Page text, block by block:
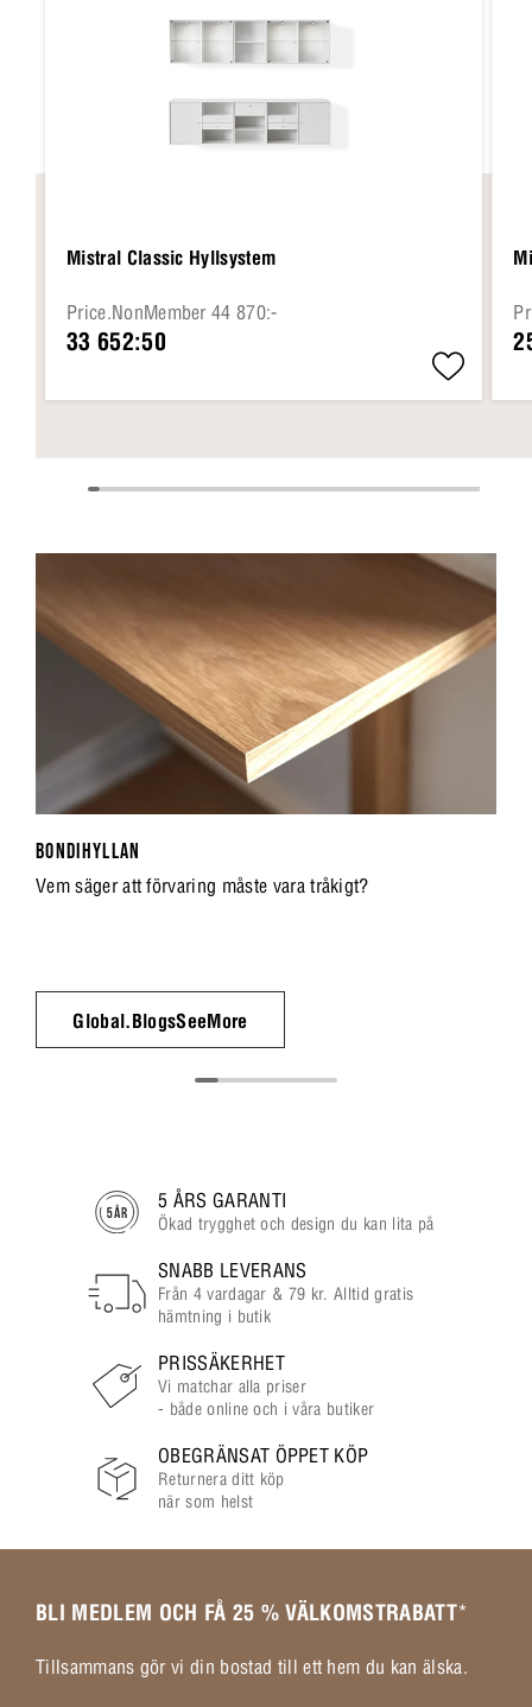
Mistral Classic Hyllsystem
Price.NonMember 44 870:-
33 652:50
BONDIHYLLAN
Vem säger att förvaring måste vara tråkigt?
Global.BlogsSeeMore
5 ÅRS GARANTI
Ökad trygghet och design du kan lita på
SNABB LEVERANS
Från 4 vardagar & 79 kr. Alltid gratis
hämtning i butik
PRISSÄKERHET
Vi matchar alla priser
- både online och i våra butiker
OBEGRÄNSAT ÖPPET KÖP
Returnera ditt köp
när som helst
BLI MEDLEM OCH FÅ 25 % VÄLKOMSTRABATT*
Tillsammans gör vi din bostad till ett hem du kan älska.